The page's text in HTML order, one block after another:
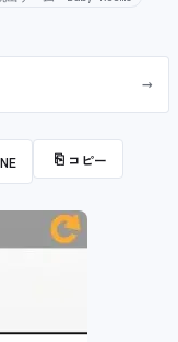
→
⎘ コピー